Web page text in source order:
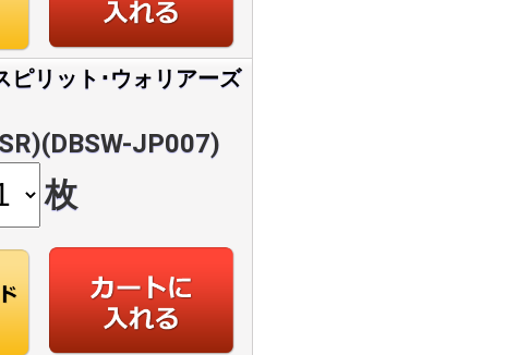
リット･ウォリアーズ
JP007)
枚